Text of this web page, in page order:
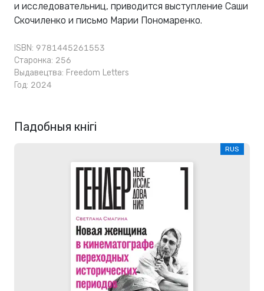
и исследовательниц, приводится выступление Саши
Скочиленко и письмо Марии Пономаренко.
ISBN: 9781445261553
Старонка: 256
Выдавецтва: Freedom Letters
Год: 2024
Падобныя кнігі
RUS